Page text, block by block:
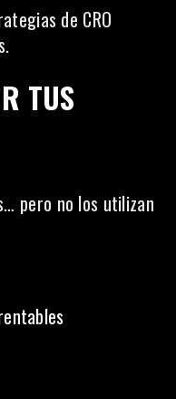
de CRO
TUS
pero no los utilizan